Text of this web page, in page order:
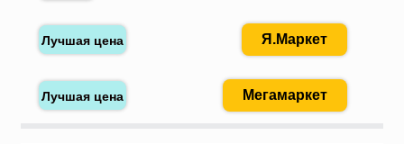
Я.Маркет
Мегамаркет